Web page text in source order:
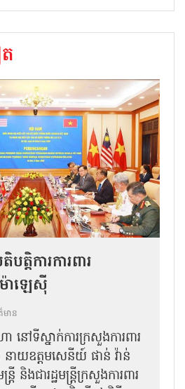
តិការការពារ
ាឡេស៊ី
មាន
នៅទីស្នាក់ការក្រសួងការពារ
យឧត្តមសេនីយ៍ ផាន់ វ៉ាន់
និងជារដ្ឋមន្ត្រីក្រសួងការពារ